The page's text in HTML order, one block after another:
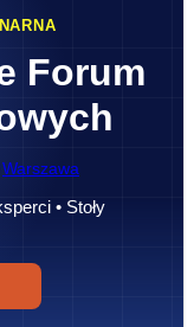
Forum
Warszawa
• Stoły